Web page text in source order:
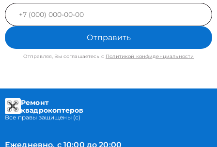
Отправить
Отправляя, Вы соглашаетесь с Политикой конфиденциальности
Ремонт
квадрокоптеров
Все правы защищены (с)
Ежедневно, с 10:00 до 20:00